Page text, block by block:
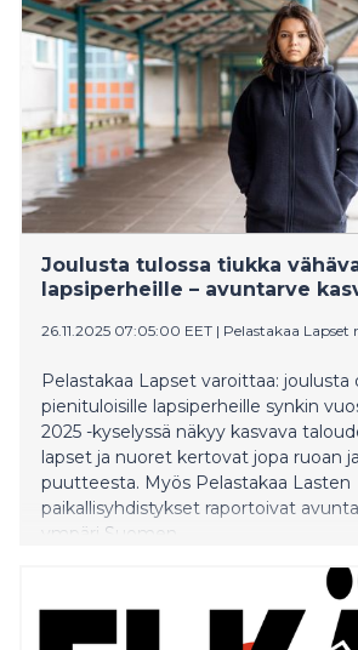
Joulusta tulossa tiukka
lapsiperheille – avuntarve
26.11.2025 07:05:00 EET | Pelastakaa Lapset
Pelastakaa Lapset varoittaa: joulusta
pienituloisille lapsiperheille synkin
2025 -kyselyssä näkyy kasvava
lapset ja nuoret kertovat jopa ruoan
puutteesta. Myös Pelastakaa Lasten
paikallisyhdistykset raportoivat
ympäri Suomen.